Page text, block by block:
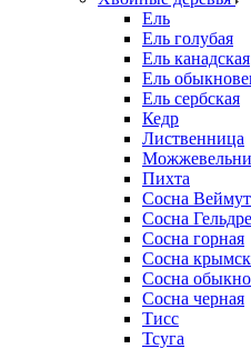
Ель
Ель голубая
Ель канадская
Ель
Ель сербская
Кедр
Лиственница
Пихта
Сосна
Сосна
Сосна горная
Сосна
Сосна
Сосна черная
Тисс
Тсуга